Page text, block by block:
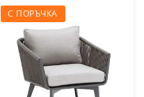
С ПОРЪЧКА